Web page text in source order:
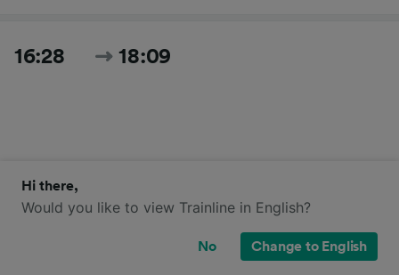
16:28 18:09
Hi there,
Would you like to view Trainline in English?
No Change to English